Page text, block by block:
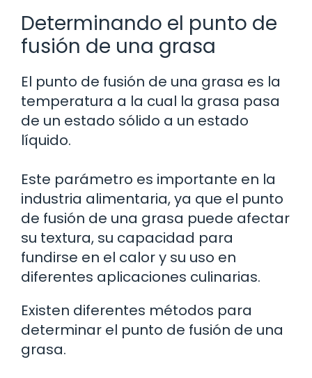
Determinando el punto de
fusión de una grasa
El punto de fusión de una grasa es la
temperatura a la cual la grasa pasa
de un estado sólido a un estado
líquido.
Este parámetro es importante en la
industria alimentaria, ya que el punto
de fusión de una grasa puede afectar
su textura, su capacidad para
fundirse en el calor y su uso en
diferentes aplicaciones culinarias.
Existen diferentes métodos para
determinar el punto de fusión de una
grasa.